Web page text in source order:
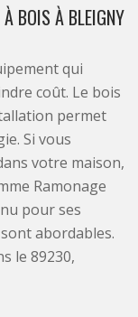
À BOIS À BLEIGNY
qui
coût. Le bois
permet
Si vous
votre maison,
Ramonage
pour ses
abordables.
le 89230,